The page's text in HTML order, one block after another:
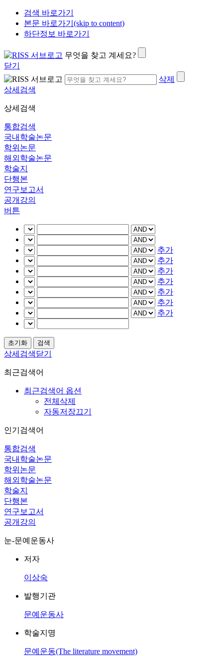
검색 바로가기
본문 바로가기(skip to content)
하단정보 바로가기
무엇을 찾고 계세요?
닫기
삭제
상세검색
상세검색
통합검색
국내학술논문
학위논문
해외학술논문
학술지
단행본
연구보고서
공개강의
버튼
추가
추가
추가
추가
추가
추가
추가
상세검색닫기
최근검색어
최근검색어 옵션
전체삭제
자동저장끄기
인기검색어
통합검색
국내학술논문
학위논문
해외학술논문
학술지
단행본
연구보고서
공개강의
눈-문예운동사
저자
이상숙
발행기관
문예운동사
학술지명
문예운동(The literature movement)